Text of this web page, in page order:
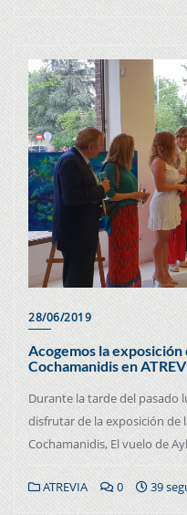
28/06/2019
Acogemos la exposición
Cochamanidis en
Durante la tarde del pasado
disfrutar de la exposición de
Cochamanidis, El vuelo de
ATREVIA 0 39